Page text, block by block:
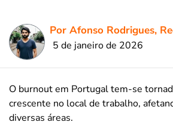
Por Afonso Rodrigues,
5 de janeiro de 2026
O burnout em Portugal tem-se
crescente no local de trabalho,
diversas áreas.